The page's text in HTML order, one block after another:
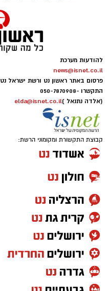
להודעות מערכת
news@isnet.co.il
פרסום באתר ראשון נט ורשת ישראל נט
התקשרו -050-7870908
(אלדה נתנאל )elda@isnet.co.il
קבוצת התקשורת ומקומוני הרשת: